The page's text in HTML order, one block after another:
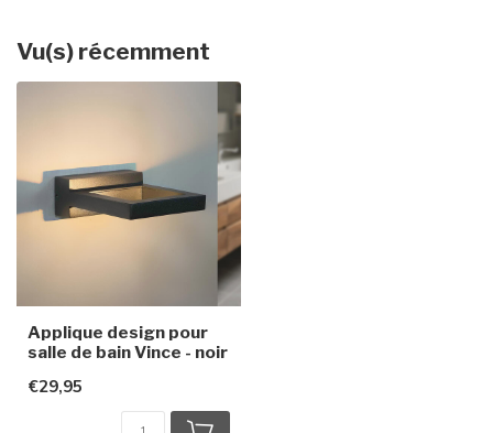
Vu(s) récemment
Applique design pour
salle de bain Vince - noir
€29,95